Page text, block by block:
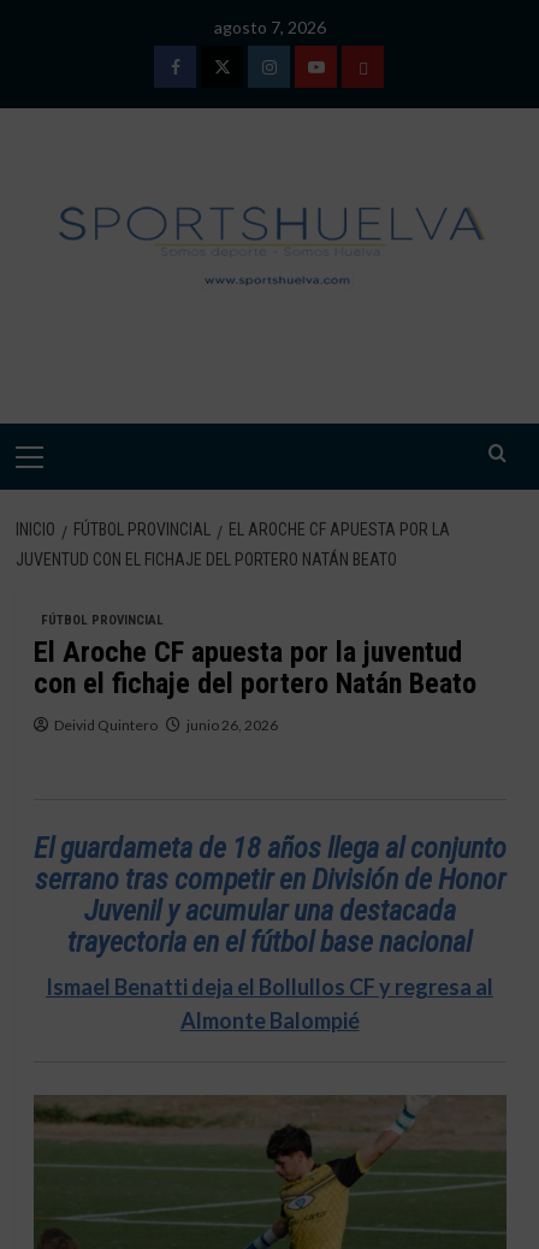
agosto 7, 2026
FacebookTwitterInstagramYoutubeTÉRMINOS
DE
USO
Menú
INICIO FÚTBOL PROVINCIAL
EL AROCHE CF APUESTA POR LA
JUVENTUD CON EL FICHAJE DEL PORTERO NATÁN BEATO
FÚTBOL PROVINCIAL
El Aroche CF apuesta por la juventud
con el fichaje del portero Natán Beato
Deivid Quintero junio 26, 2026
El guardameta de 18 añosllega al conjunto
serrano tras competir en División de Honor
Juvenil y acumular una destacada
trayectoria en el fútbol base nacional
Ismael Benatti deja el Bollullos CF y regresa al
Almonte Balompié